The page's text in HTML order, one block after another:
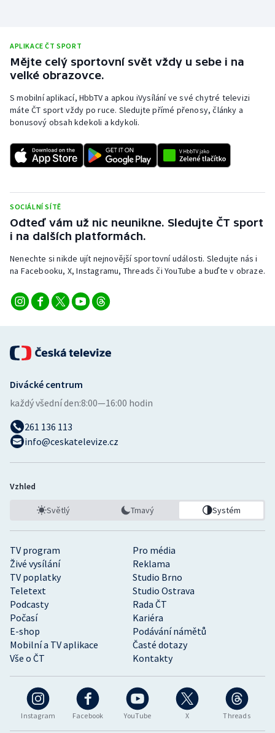
Ragby
Rychlobruslení
Rychlostní kanoistika
Sportovní střelba
Stolní tenis
Triatlon
Volejbal
APLIKACE ČT SPORT
Mějte celý sportovní svět vždy u sebe i na
velké obrazovce.
S mobilní aplikací, HbbTV a apkou iVysílání ve své chytré televizi
máte ČT sport vždy po ruce. Sledujte přímé přenosy, články a
bonusový obsah kdekoli a kdykoli.
SOCIÁLNÍ SÍTĚ
Odteď vám už nic neunikne. Sledujte ČT sport
i na dalších platformách.
Nenechte si nikde ujít nejnovější sportovní události. Sledujte nás i
na Facebooku, X, Instagramu, Threads či YouTube a buďte v obraze.
Instagram Facebook YouTube X Threads
TV program
Pro média
Živé vysílání
Reklama
TV poplatky
Studio Brno
Teletext
Studio Ostrava
Podcasty
Rada ČT
Počasí
Kariéra
E-shop
Podávání námětů
Mobilní a TV aplikace
Časté dotazy
Vše o ČT
Kontakty
Divácké centrum
každý všední den:8:00—16:00 hodin
261 136 113
info@ceskatelevize.cz
Vzhled
Světlý Tmavý Systém